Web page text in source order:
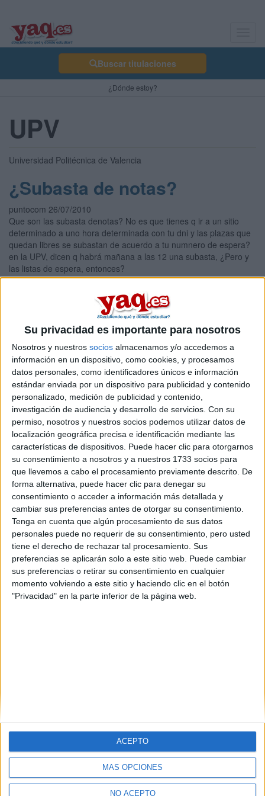
Su privacidad es importante para nosotros
Nosotros y nuestros socios almacenamos y/o accedemos a
información en un dispositivo, como cookies, y procesamos
datos personales, como identificadores únicos e información
estándar enviada por un dispositivo para publicidad y contenido
personalizado, medición de publicidad y contenido,
investigación de audiencia y desarrollo de servicios. Con su
permiso, nosotros y nuestros socios podemos utilizar datos de
localización geográfica precisa e identificación mediante las
características de dispositivos. Puede hacer clic para otorgarnos
su consentimiento a nosotros y a nuestros 1733 socios para
que llevemos a cabo el procesamiento previamente descrito. De
forma alternativa, puede hacer clic para denegar su
consentimiento o acceder a información más detallada y
cambiar sus preferencias antes de otorgar su consentimiento.
Tenga en cuenta que algún procesamiento de sus datos
personales puede no requerir de su consentimiento, pero usted
tiene el derecho de rechazar tal procesamiento. Sus
preferencias se aplicarán solo a este sitio web. Puede cambiar
sus preferencias o retirar su consentimiento en cualquier
momento volviendo a este sitio y haciendo clic en el botón
"Privacidad" en la parte inferior de la página web.
MÁS OPCIONES
NO ACEPTO
ACEPTO
Buscar titulaciones
¿Dónde estoy?
UPV
Universidad Politécnica de Valencia
¿Subasta de notas?
puntocom 26/07/2010
Que son las subasta denotas? No es que tienes q ir a un sitio
determinado a uno hora determinada con tu dni y las plazas que
quedan libres se subastan de acuerdo a tu numnero de espera?
en la UPV, dicen q habrá mañana a las 12 una subasta, ¿Pero y
las listas de espera, entonces?
Notas de corte UPV 1ª lista
O.O (Biologia 10)
Casandra 09/07/2010
Ya han salido notas de corte para la universidad del pais vasco,
para que os hagais una idea, desde luego han subido y mucho,
no me quiero imaginar la de medicina. solo tengo estas:
biotecnologia: 11,4
bioquimica: 11,6
biologia: 10,1
ciencias ambientales: 8,5
quimica: 8,2
estas ya son normales:
ingenieria ambiental: 6,8
429 comentarios leer más
Comunicación audiovisual
en Valencia
Quiénes somos|Contactar|Anúnciate